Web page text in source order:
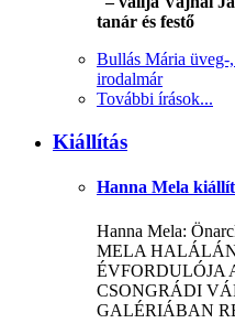
tanár és festő
Bullás Mária üveg-
irodalmár
További írások...
Kiállítás
Hanna Mela
Hanna Mela:
MELA
ÉVFORDULÓJA
CSONGRÁDI
GALÉRIÁBAN